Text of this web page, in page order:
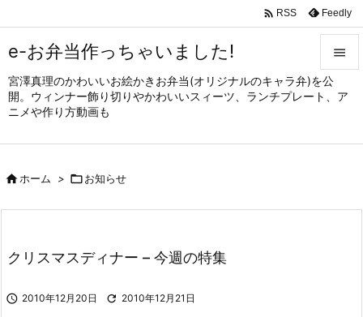
e-お弁当作っちゃいました!
宮澤真理のかわいいお絵かきお弁当(オリジナルのキャラ弁)を公
開。ウィンナー飾り切りやかわいいスィーツ、ランチプレート、ア
ニメや作り方動画も


メニュ
サイド

 RSS Feedly
ホーム > お知らせ
クリスマスディナー – 今週の特集
 2010年12月20日  2010年12月21日